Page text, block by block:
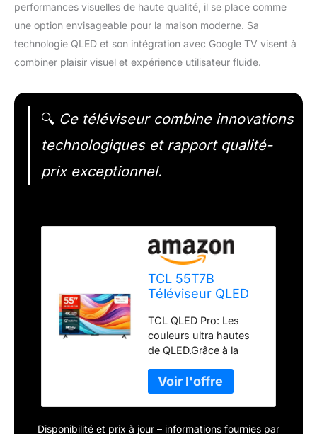
performances visuelles de haute qualité, il se place comme
une option envisageable pour la maison moderne. Sa
technologie QLED et son intégration avec Google TV visent à
combiner plaisir visuel et expérience utilisateur fluide.
🔍 Ce téléviseur combine innovations
technologiques et rapport qualité-
prix exceptionnel.
TCL 55T7B
Téléviseur QLED
Ultra HD, HDR Pro,
Smart TV
Powered by
Google TV (Dolby
Vision & Atmos,
Motion clarity,
Control,
TCL QLED Pro: Les
couleurs ultra hautes
de QLED.Grâce à la
QLED PRO, ce
téléviseur TCL offre des
couleurs authentiques
composées de plus
Disponibilité et prix à jour – informations fournies par